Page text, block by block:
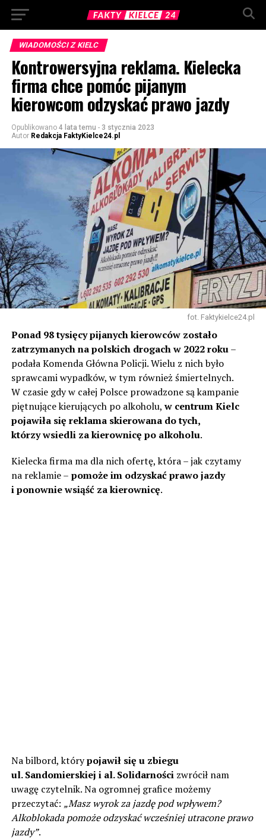
WIADOMOŚCI Z KIELC
Kontrowersyjna reklama. Kielecka
firma chce pomóc pijanym
kierowcom odzyskać prawo jazdy
Opublikowano 4 lata temu - 3 stycznia 2023
Autor Redakcja FaktyKielce24.pl
fot. Faktykielce24.pl
Ponad 98 tysięcy pijanych kierowców zostało
zatrzymanych na polskich drogach w 2022 roku–
podała Komenda Główna Policji. Wielu z nich było
sprawcami wypadków, w tym również śmiertelnych.
W czasie gdy w całej Polsce prowadzone są kampanie
piętnujące kierujących po alkoholu,w centrum Kielc
pojawiła się reklama skierowana do tych,
którzy wsiedli za kierownicę po alkoholu.
Kielecka firma ma dla nich ofertę, która – jak czytamy
na reklamie – pomoże im odzyskać prawo jazdy
i ponownie wsiąść za kierownicę.
Na bilbord, którypojawił się u zbiegu
ul. Sandomierskiej i al. Solidarnościzwrócił nam
uwagę czytelnik. Na ogromnej grafice możemy
przeczytać: „Masz wyrok za jazdę pod wpływem?
Alkoblokada pomoże odzyskać wcześniej utracone prawo
jazdy”.